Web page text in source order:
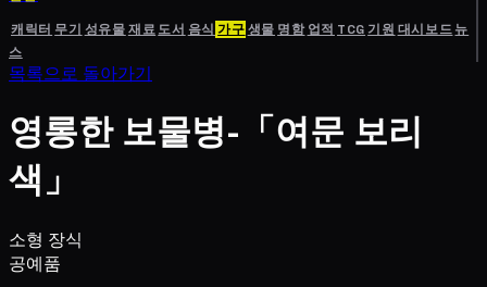
캐릭터 무기 성유물재료도서 음식 가구생물 명함 업적 TCG기원 대시보드뉴
스
목록으로 돌아가기
영롱한 보물병-「여문 보리
색」
소형 장식
공예품